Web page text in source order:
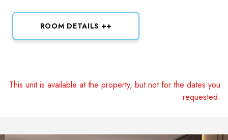
ROOM DETAILS ++
This unit is available at the property, but not for the dates you
requested.